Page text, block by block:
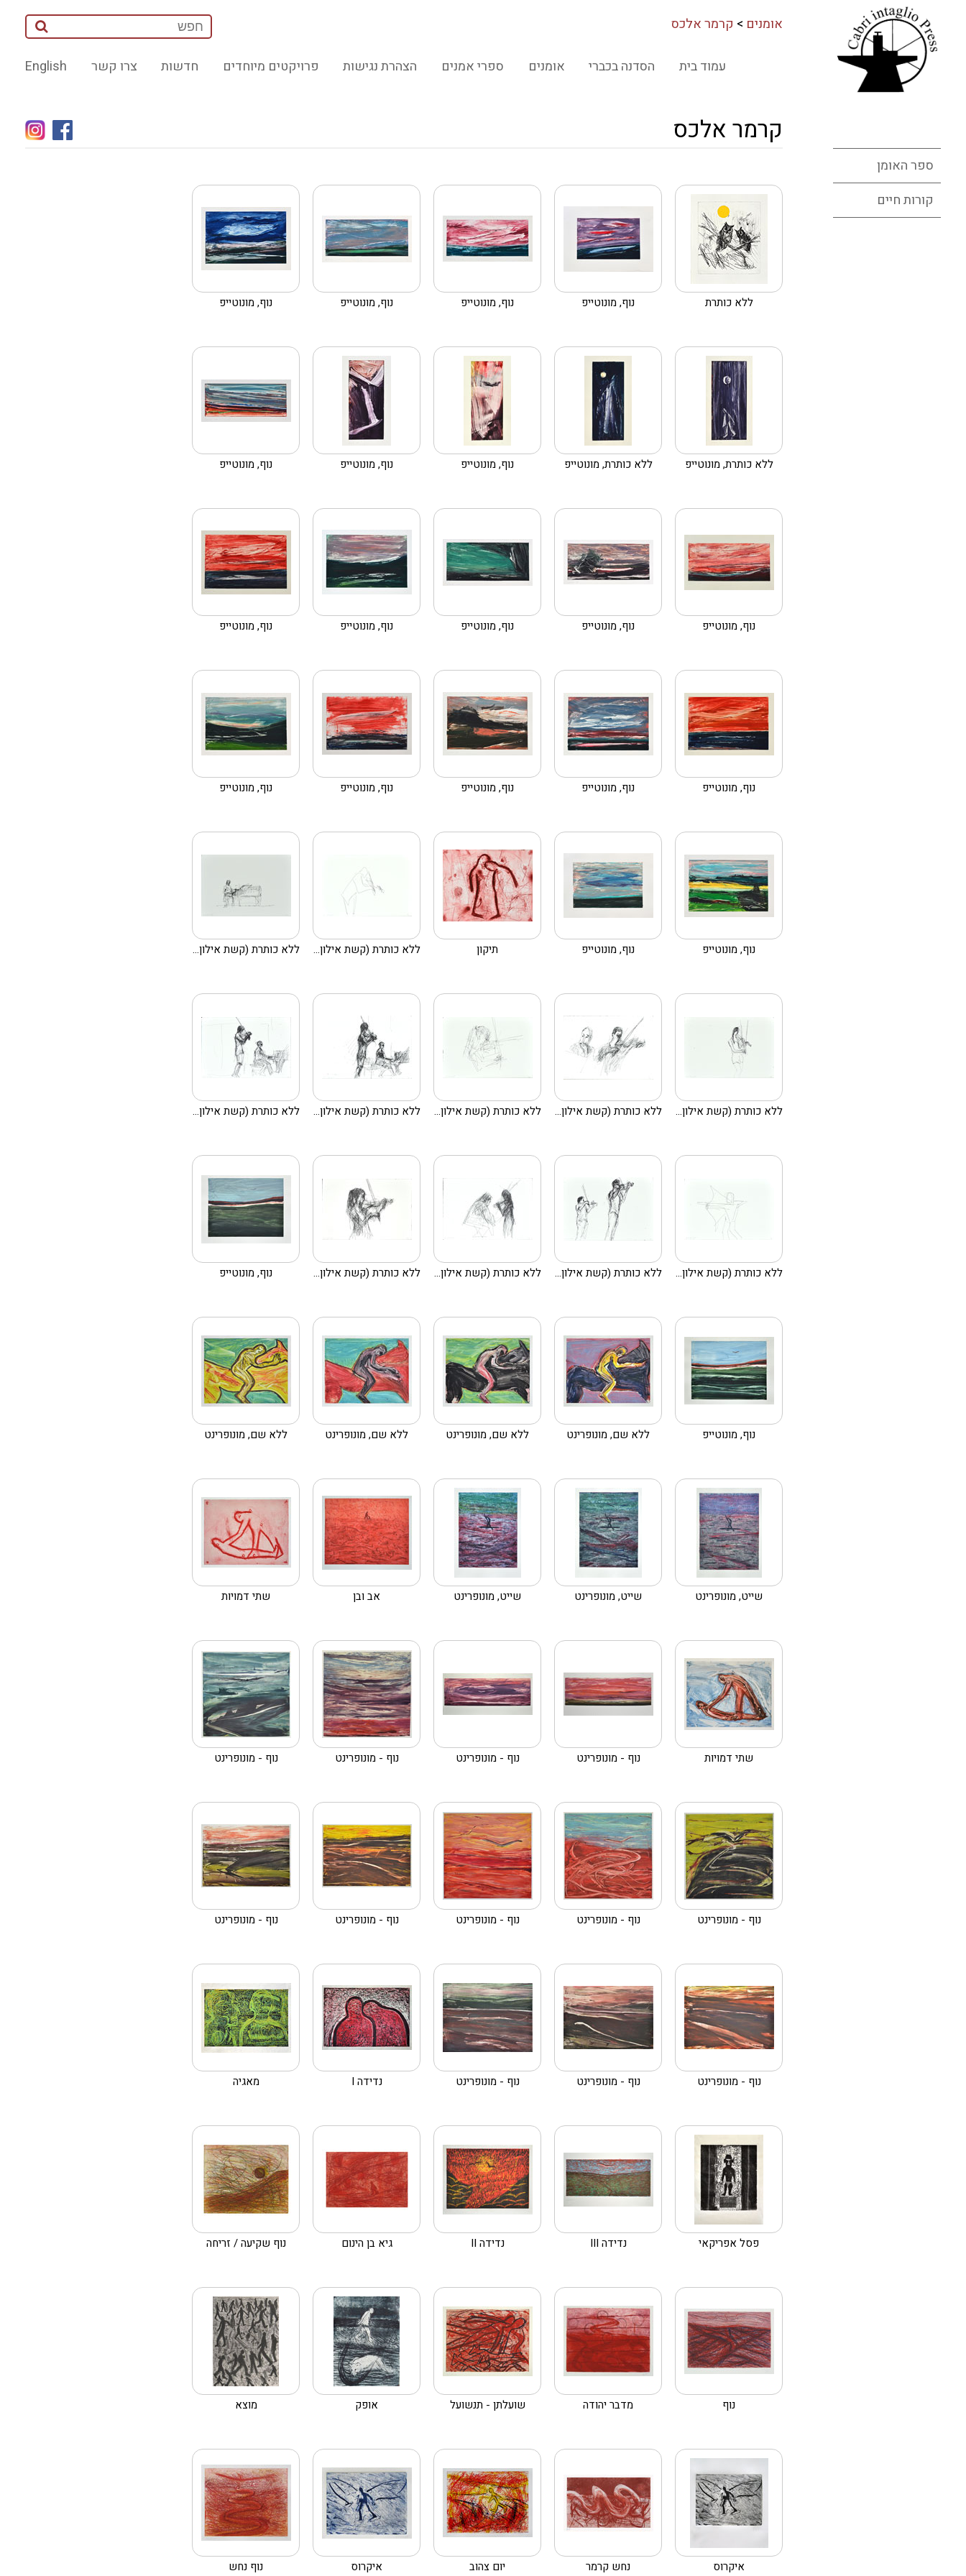
אומנים > קרמר אלכס
English צרו קשר חדשות פרויקטים מיוחדים הצהרת נגישות ספרי אמנים אומנים הסדנה בכברי עמוד בית
קרמר אלכס
ללא כותרת נוף, מונוטייפ נוף, מונוטייפ נוף, מונוטייפ נוף, מונוטייפ
ללא כותרת, מונוטייפ ללא כותרת, מונוטייפ נוף, מונוטייפ נוף, מונוטייפ נוף, מונוטייפ
נוף, מונוטייפ נוף, מונוטייפ נוף, מונוטייפ נוף, מונוטייפ נוף, מונוטייפ
נוף, מונוטייפ נוף, מונוטייפ נוף, מונוטייפ נוף, מונוטייפ נוף, מונוטייפ
נוף, מונוטייפ נוף, מונוטייפ תיקון ללא כותרת (קשת אילון... ללא כותרת (קשת אילון...
ללא כותרת (קשת אילון... ללא כותרת (קשת אילון... ללא כותרת (קשת אילון... ללא כותרת (קשת אילון... ללא כותרת (קשת אילון...
ללא כותרת (קשת אילון... ללא כותרת (קשת אילון... ללא כותרת (קשת אילון... ללא כותרת (קשת אילון... נוף, מונוטייפ
נוף, מונוטייפ ללא שם, מונופרינט ללא שם, מונופרינט ללא שם, מונופרינט ללא שם, מונופרינט
שייט, מונופרינט שייט, מונופרינט שייט, מונופרינט אב ובן שתי דמויות
שתי דמויות נוף - מונופרינט נוף - מונופרינט נוף - מונופרינט נוף - מונופרינט
נוף - מונופרינט נוף - מונופרינט נוף - מונופרינט נוף - מונופרינט נוף - מונופרינט
נוף - מונופרינט נוף - מונופרינט נוף - מונופרינט נדידה I מאגיה
פסל אפריקאי נדידה III נדידה II גיא בן הינום נוף שקיעה / זריחה
נוף מדבר יהודה שועלתן - תנשועל אופק מוצא
איקרוס נחש קרמר יום צהוב איקרוס נוף נחש
ספר האומן
קורות חיים